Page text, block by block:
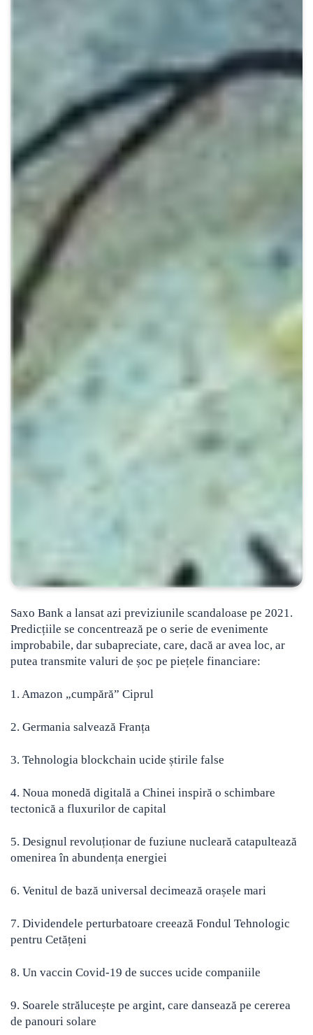
Saxo Bank a lansat azi previziunile scandaloase pe 2021.
Predicțiile se concentrează pe o serie de evenimente
improbabile, dar subapreciate, care, dacă ar avea loc, ar
putea transmite valuri de șoc pe piețele financiare:
1. Amazon „cumpără” Ciprul
2. Germania salvează Franța
3. Tehnologia blockchain ucide știrile false
4. Noua monedă digitală a Chinei inspiră o schimbare
tectonică a fluxurilor de capital
5. Designul revoluționar de fuziune nucleară catapultează
omenirea în abundența energiei
6. Venitul de bază universal decimează orașele mari
7. Dividendele perturbatoare creează Fondul Tehnologic
pentru Cetățeni
8. Un vaccin Covid-19 de succes ucide companiile
9. Soarele strălucește pe argint, care dansează pe cererea
de panouri solare